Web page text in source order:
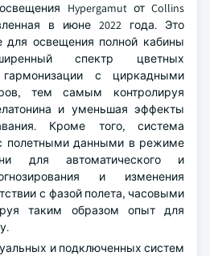
Hypergamut от Collins
в июне 2022 года. Это
для освещения полной кабины
спектр цветных
с циркадными
тем самым контролируя
и уменьшая эффекты
Кроме того, система
полетными данными в режиме
для автоматического и
и изменения
с фазой полета, часовыми
таким образом опыт для
и подключенных систем